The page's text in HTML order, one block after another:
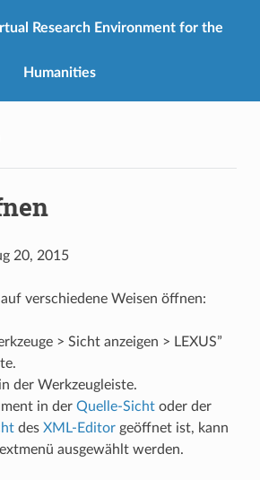
Research Environment for the
Humanities
20, 2015
verschiedene Weisen öffnen:
> Sicht anzeigen > LEXUS”
in der Werkzeugleiste.
in der Quelle-Sichtoder der
des XML-Editorgeöffnet ist, kann
ausgewählt werden.